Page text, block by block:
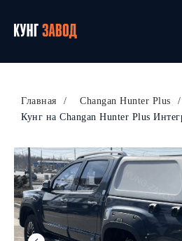
Главная / Changan Hunter Plus
/
Кунг на Changan Hunter Plus